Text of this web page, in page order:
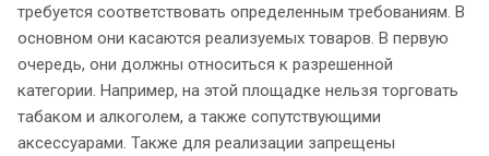
требуется соответствовать определенным требованиям. В
основном они касаются реализуемых товаров. В первую
очередь, они должны относиться к разрешенной
категории. Например, на этой площадке нельзя торговать
табаком и алкоголем, а также сопутствующими
аксессуарами. Также для реализации запрещены